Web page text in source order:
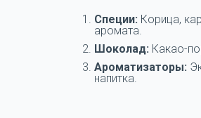
Специи: Корица,
аромата.
Шоколад: Какао-
Ароматизаторы:
напитка.